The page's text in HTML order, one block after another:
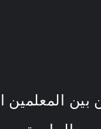
المعلمين